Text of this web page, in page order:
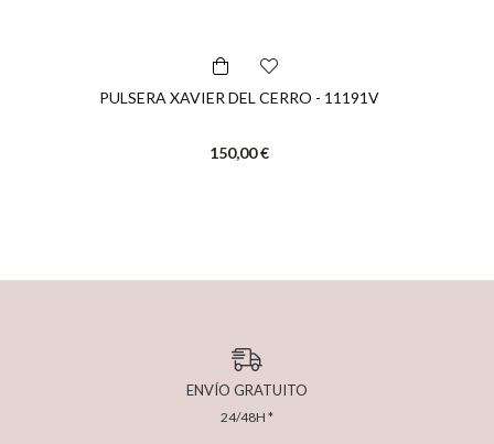
PULSERA XAVIER DEL CERRO - 11191V
150,00 €
ENVÍO GRATUITO
24/48H *